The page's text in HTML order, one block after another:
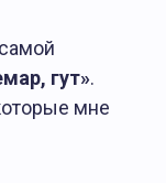
гут».
мне